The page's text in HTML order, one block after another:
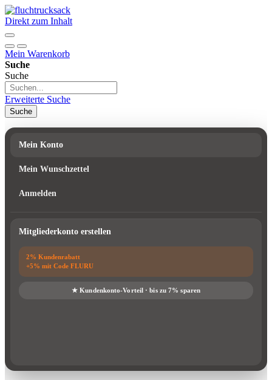
Direkt zum Inhalt
Mein Warenkorb
Suche
Suche
Erweiterte Suche
Suche
Mein Konto
Mein Wunschzettel
Anmelden
Mitgliederkonto erstellen